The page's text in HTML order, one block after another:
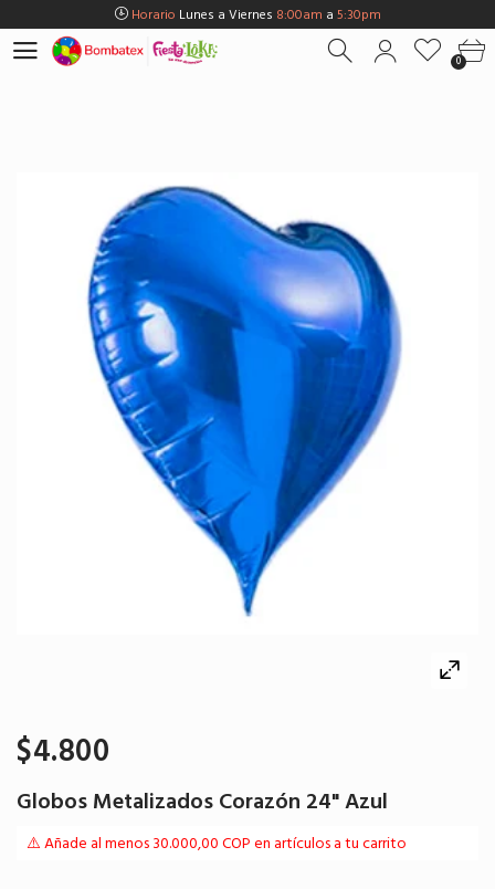
Horario Lunes a Viernes 8:00am a 5:30pm
HorarioSábados
5:00pm
HorarioDomingos y Fest.
0
$4.800
Globos Metalizados Corazón 24" Azul
⚠️ Añade al menos 30.000,00 COP en artículos a tu carrito